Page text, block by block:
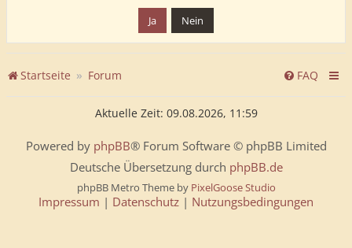
Startseite Forum FAQ
Aktuelle Zeit: 09.08.2026, 11:59
Powered by phpBB® Forum Software © phpBB Limited
Deutsche Übersetzung durch phpBB.de
phpBB Metro Theme by PixelGoose Studio
Impressum | Datenschutz | Nutzungsbedingungen